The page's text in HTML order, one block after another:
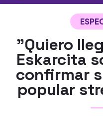
"Quiero
Eskarcita
confirmar
popular